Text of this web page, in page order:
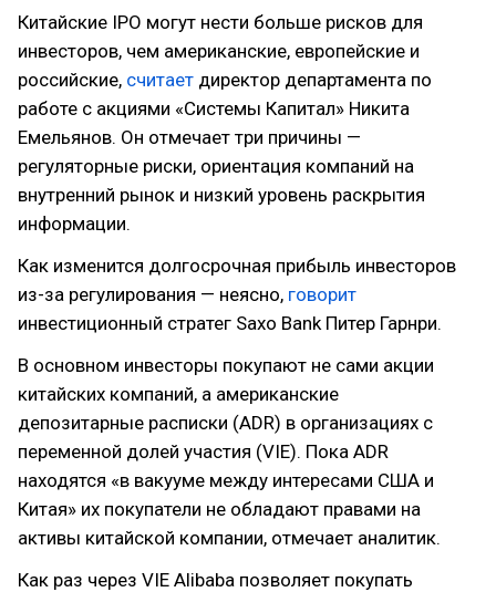
Китайские IPO могут нести больше рисков для
инвесторов, чем американские, европейские и
российские, считает директор департамента по
работе с акциями «Системы Капитал» Никита
Емельянов. Он отмечает три причины —
регуляторные риски, ориентация компаний на
внутренний рынок и низкий уровень раскрытия
информации.
Как изменится долгосрочная прибыль инвесторов
из-за регулирования — неясно, говорит
инвестиционный стратег Saxo Bank Питер Гарнри.
В основном инвесторы покупают не сами акции
китайских компаний, а американские
депозитарные расписки (ADR) в организациях с
переменной долей участия (VIE). Пока ADR
находятся «в вакууме между интересами США и
Китая» их покупатели не обладают правами на
активы китайской компании, отмечает аналитик.
Как раз через VIE Alibaba позволяет покупать